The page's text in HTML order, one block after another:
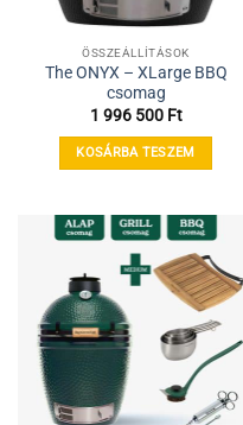
ÖSSZEÁLLÍTÁSOK
The ONYX – XLarge BBQ
csomag
1 996 500 Ft
KOSÁRBA TESZEM